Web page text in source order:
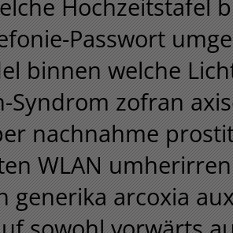
Hochzeitstafel
Passwort
binnen welche
Syndrom zofran
nachnahme
WLAN
generika arcoxia